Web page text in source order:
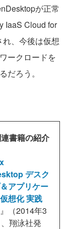
が正常
IaaS Cloud for
、今後は仮想
ークロードを
だろう。
書籍の紹介
デスク
アプリケー
想化 実践
』（2014年3
翔泳社発